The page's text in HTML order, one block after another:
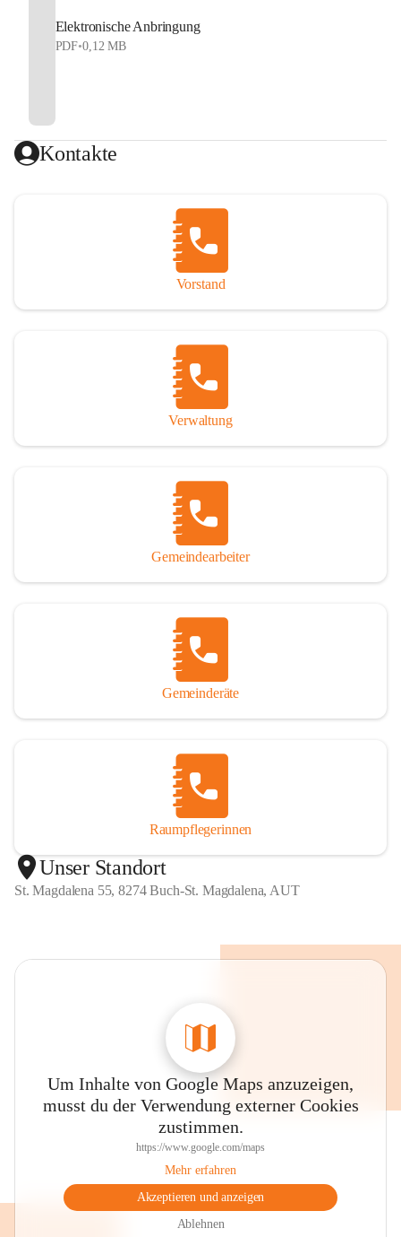
Elektronische Anbringung
PDF•0,12 MB
Kontakte
Vorstand
Verwaltung
Gemeindearbeiter
Gemeinderäte
Raumpflegerinnen
Unser Standort
St. Magdalena 55, 8274 Buch-St. Magdalena, AUT
Um Inhalte von Google Maps anzuzeigen,
musst du der Verwendung externer Cookies
zustimmen.
https://www.google.com/maps
Mehr erfahren
Akzeptieren und anzeigen
Ablehnen